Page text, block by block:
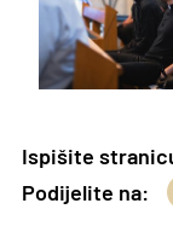
Ispišite
Podijelite na: